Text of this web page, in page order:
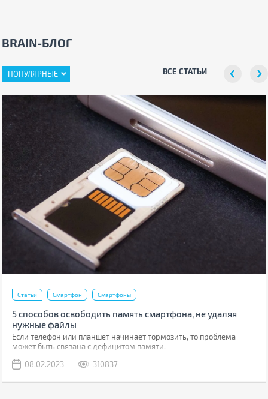
BRAIN-БЛОГ
ПОПУЛЯРНЫЕ ВСЕ СТАТЬИ
Статьи Смартфон Смартфоны
5 способов освободить память смартфона, не удаляя
нужные файлы
Если телефон или планшет начинает тормозить, то проблема
может быть связана с дефицитом памяти.
08.02.2023
310837